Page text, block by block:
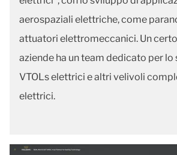
aerospaziali elettriche, come
attuatori elettromeccanici. Un
aziende ha un team dedicato per lo
VTOLs elettrici e altri velivoli
elettrici.